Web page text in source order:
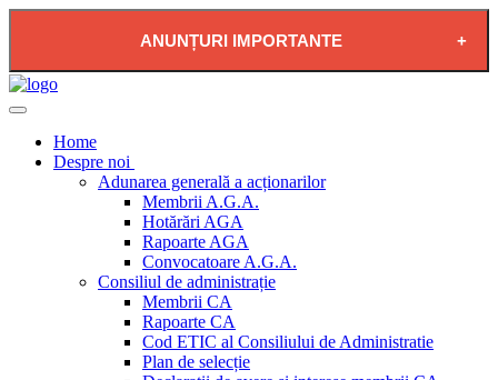
ANUNȚURI IMPORTANTE
NEAGRĂ
Home
Despre noi
Adunarea generală a acționarilor
Membrii A.G.A.
Hotărări AGA
Rapoarte AGA
Convocatoare A.G.A.
Consiliul de administrație
Membrii CA
Rapoarte CA
Cod ETIC al Consiliului de Administratie
Plan de selecție